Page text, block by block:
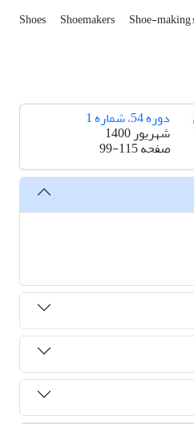
Shoes Shoemakers Shoe-making
دوره 54، شماره 1
شهریور 1400
صفحه99-115